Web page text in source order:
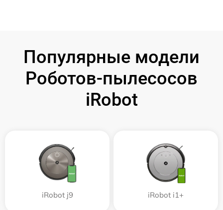
Популярные модели
Роботов-пылесосов
iRobot
iRobot j9 iRobot i1+